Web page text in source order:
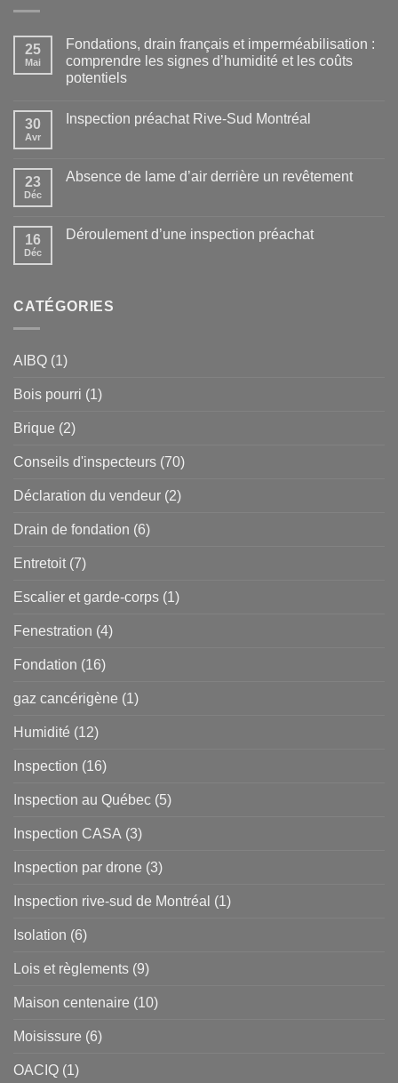
25
Mai
Fondations, drain français et imperméabilisation :
comprendre les signes d’humidité et les coûts
potentiels
30
Avr
Inspection préachat Rive-Sud Montréal
23
Déc
Absence de lame d’air derrière un revêtement
16
Déc
Déroulement d’une inspection préachat
CATÉGORIES
AIBQ (1)
Bois pourri (1)
Brique (2)
Conseils d'inspecteurs (70)
Déclaration du vendeur (2)
Drain de fondation (6)
Entretoit (7)
Escalier et garde-corps (1)
Fenestration (4)
Fondation (16)
gaz cancérigène (1)
Humidité (12)
Inspection (16)
Inspection au Québec (5)
Inspection CASA (3)
Inspection par drone (3)
Inspection rive-sud de Montréal (1)
Isolation (6)
Lois et règlements (9)
Maison centenaire (10)
Moisissure (6)
OACIQ (1)